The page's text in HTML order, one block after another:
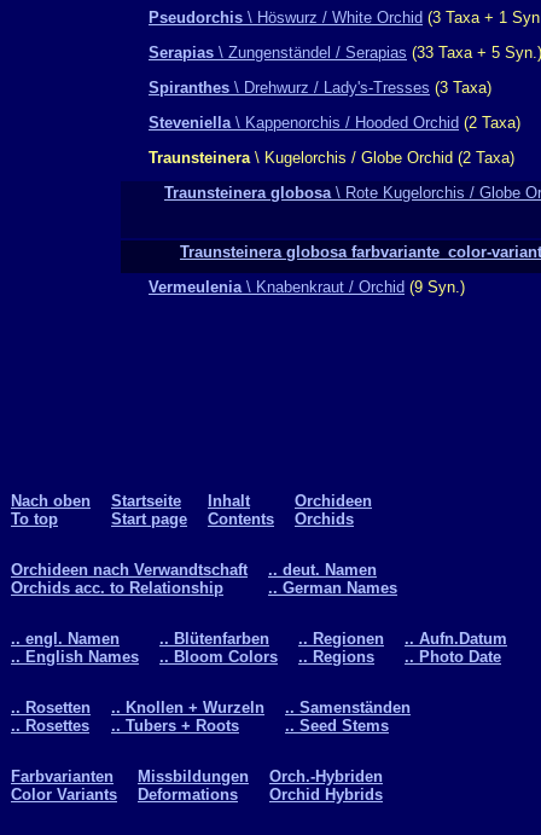
Pseudorchis \ Höswurz / White Orchid (3 Taxa + 1
Serapias \ Zungenständel / Serapias (33 Taxa + 5 Syn.)
Spiranthes \ Drehwurz / Lady's-Tresses (3 Taxa)
Steveniella \ Kappenorchis / Hooded Orchid (2 Taxa)
Traunsteinera \ Kugelorchis / Globe Orchid (2 Taxa)
Traunsteinera globosa \ Rote Kugelorchis / Globe
Traunsteinera globosa farbvariante_color-variant
Vermeulenia \ Knabenkraut / Orchid (9 Syn.)
Nach oben
To top
Startseite
Start page
Inhalt
Contents
Orchideen
Orchids
Orchideen nach Verwandtschaft
Orchids acc. to Relationship
.. deut. Namen
.. German Names
.. engl. Namen
.. English Names
.. Blütenfarben
.. Bloom Colors
.. Regionen
.. Regions
.. Aufn.Datum
.. Photo Date
.. Rosetten
.. Rosettes
.. Knollen + Wurzeln
.. Tubers + Roots
.. Samenständen
.. Seed Stems
Farbvarianten
Color Variants
Missbildungen
Deformations
Orch.-Hybriden
Orchid Hybrids